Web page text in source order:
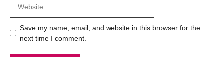
Save my name, email, and website in this browser for the
next time I comment.